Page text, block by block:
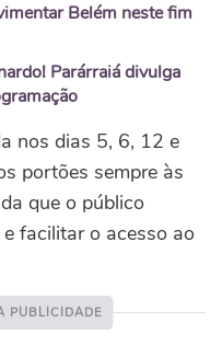
Belém neste fim
Parárraiá divulga
nos dias 5, 6, 12 e
portões sempre às
que o público
facilitar o acesso ao